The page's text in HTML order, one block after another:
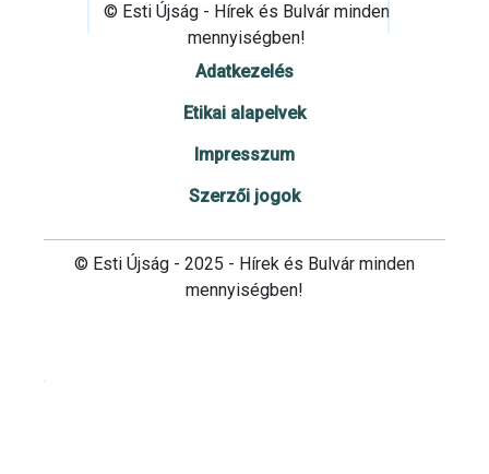
© Esti Újság - Hírek és Bulvár minden
mennyiségben!
Adatkezelés
Etikai alapelvek
Impresszum
Szerzői jogok
© Esti Újság - 2025 - Hírek és Bulvár minden
mennyiségben!